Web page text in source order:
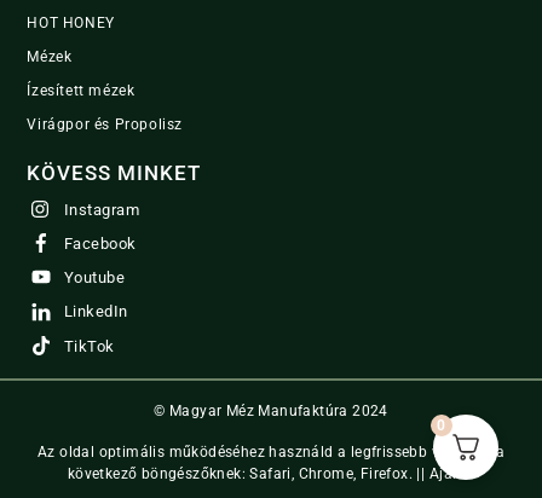
HOT HONEY
Mézek
Ízesített mézek
Virágpor és Propolisz
KÖVESS MINKET
Instagram
Facebook
Youtube
LinkedIn
TikTok
© Magyar Méz Manufaktúra 2024
Az oldal optimális működéséhez használd a legfrissebb verzióját a
következő böngészőknek: Safari, Chrome, Firefox. || Ajánló
0